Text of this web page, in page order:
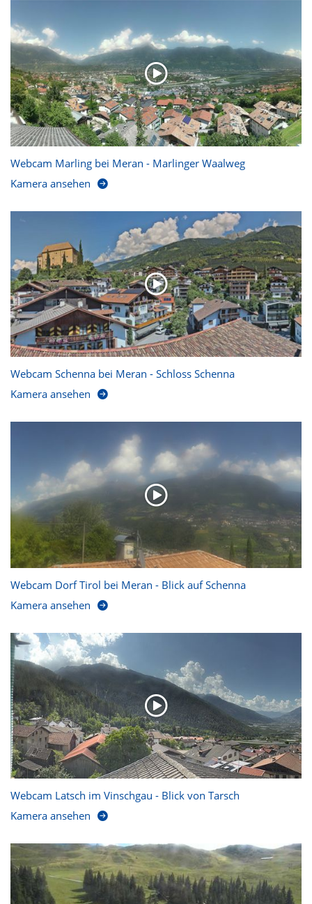
Webcam Marling bei Meran - Marlinger Waalweg
Kamera ansehen
Webcam Schenna bei Meran - Schloss Schenna
Kamera ansehen
Webcam Dorf Tirol bei Meran - Blick auf Schenna
Kamera ansehen
Webcam Latsch im Vinschgau - Blick von Tarsch
Kamera ansehen